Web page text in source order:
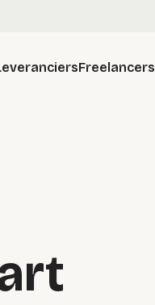
Freelancers